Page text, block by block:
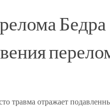
Бедра
травма отражает